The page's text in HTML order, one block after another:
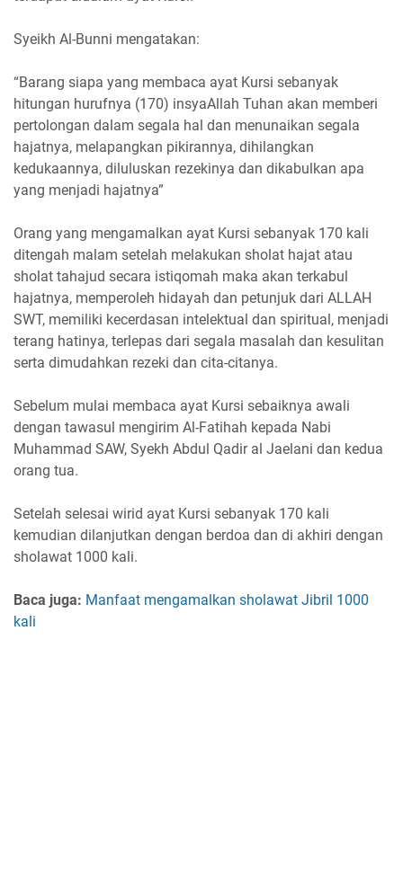
Syeikh Al-Bunni mengatakan:
“Barang siapa yang membaca ayat Kursi sebanyak
hitungan hurufnya (170) insyaAllah Tuhan akan memberi
pertolongan dalam segala hal dan menunaikan segala
hajatnya, melapangkan pikirannya, dihilangkan
kedukaannya, diluluskan rezekinya dan dikabulkan apa
yang menjadi hajatnya”
Orang yang mengamalkan ayat Kursi sebanyak 170 kali
ditengah malam setelah melakukan sholat hajat atau
sholat tahajud secara istiqomah maka akan terkabul
hajatnya, memperoleh hidayah dan petunjuk dari ALLAH
SWT, memiliki kecerdasan intelektual dan spiritual, menjadi
terang hatinya, terlepas dari segala masalah dan kesulitan
serta dimudahkan rezeki dan cita-citanya.
Sebelum mulai membaca ayat Kursi sebaiknya awali
dengan tawasul mengirim Al-Fatihah kepada Nabi
Muhammad SAW, Syekh Abdul Qadir al Jaelani dan kedua
orang tua.
Setelah selesai wirid ayat Kursi sebanyak 170 kali
kemudian dilanjutkan dengan berdoa dan di akhiri dengan
sholawat 1000 kali.
Baca juga: Manfaat mengamalkan sholawat Jibril 1000
kali